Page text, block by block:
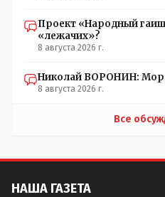
Проект «Народный
«лежачих»?
8 августа 2026 г.
Николай ВОРОНИН:
8 августа 2026 г.
Все
НАША ГАЗЕТА